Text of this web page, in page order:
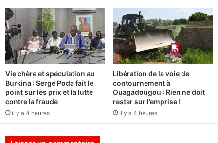
J
u
l
i
e
n
K
A
B
O
R
t
u
r
l
'
a
u
t
o
n
m
s
Vie chère et spéculation au
Burkina : Serge Poda fait le
point sur les prix et la lutte
contre la fraude
il y a 4 heures
Libération de la voie de
contournement à
Ouagadougou : Rien ne doit
rester sur l’emprise !
il y a 4 heures